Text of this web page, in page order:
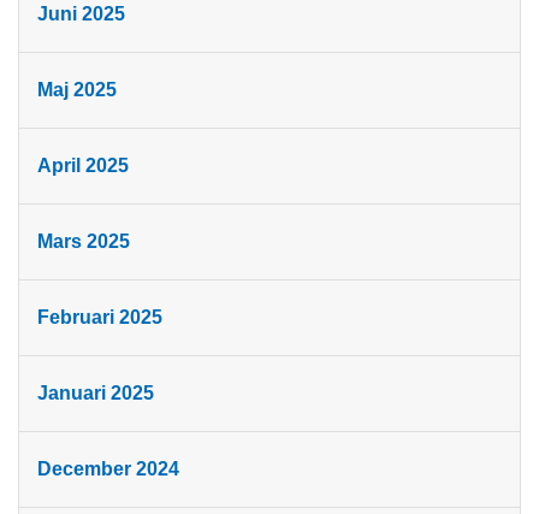
Juni 2025
Maj 2025
April 2025
Mars 2025
Februari 2025
Januari 2025
December 2024